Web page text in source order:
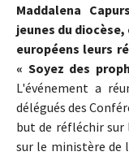
Maddalena
jeunes du
européens leurs
« Soyez des
L'événement a
délégués des
but de réfléchir
sur le ministère de